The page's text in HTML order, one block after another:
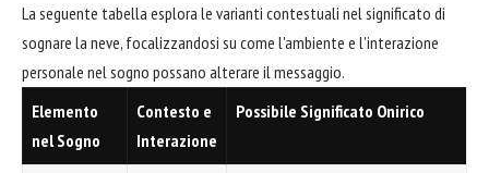
La seguente tabella esplora le varianti contestuali nel significato di
sognare la neve, focalizzandosi su come l'ambiente e l'interazione
personale nel sogno possano alterare il messaggio.
Elemento
nel Sogno
Contesto e
Interazione
Possibile Significato Onirico